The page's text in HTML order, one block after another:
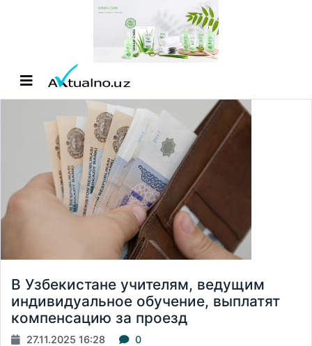
В Узбекистане учителям, ведущим
индивидуальное обучение, выплатят
компенсацию за проезд
27.11.2025 16:28 0